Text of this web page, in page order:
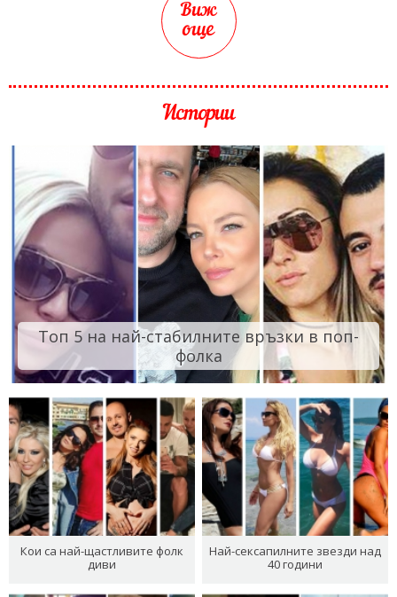
Виж
още
Истории
Топ 5 на най-стабилните връзки в поп-
фолка
Кои са най-щастливите фолк
диви
Най-сексапилните звезди над
40 години